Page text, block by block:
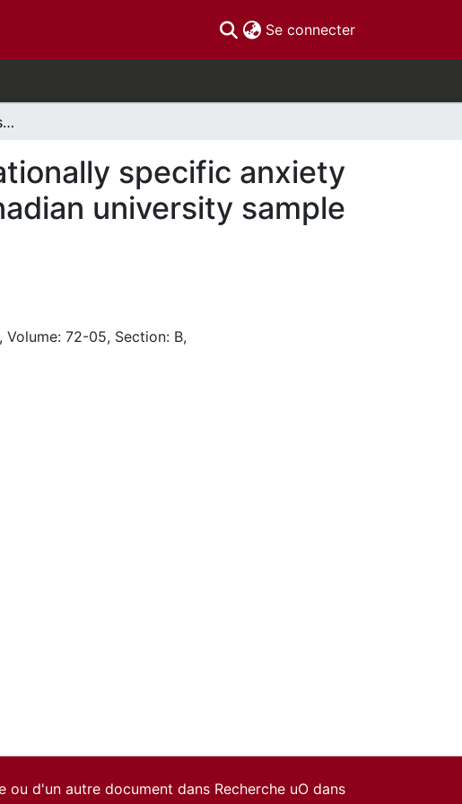
Se connecter(current)
Shading in the H-T-P: Its relationship to situationally specific anxiety and other variables in a male and female Canadian university sample
specific anxiety
university sample
72-05, Section: B,
d'un autre document dans Recherche uO dans